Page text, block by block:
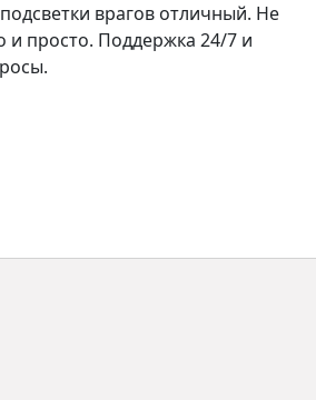
врагов отличный. Не
и просто. Поддержка 24/7 и